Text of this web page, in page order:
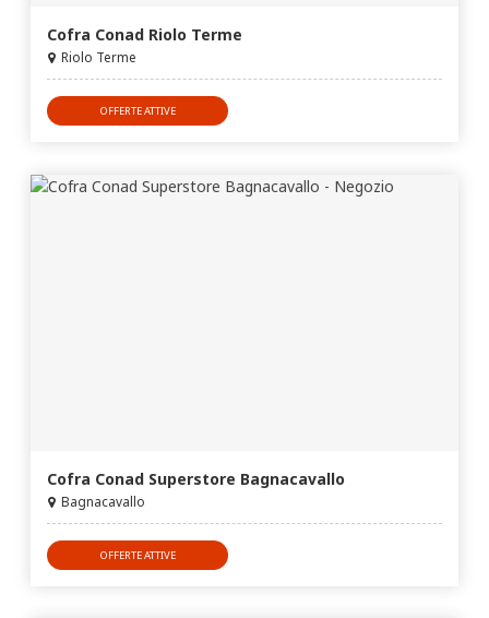
Cofra Conad Riolo Terme
Riolo Terme
OFFERTE ATTIVE
Cofra Conad Superstore Bagnacavallo
Bagnacavallo
OFFERTE ATTIVE